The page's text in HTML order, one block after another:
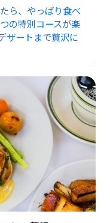
ら、やっぱり食べ
の特別コースが楽
ザートまで贅沢に